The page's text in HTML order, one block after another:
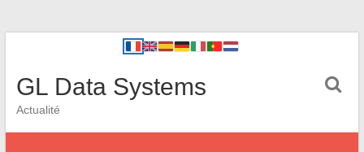
GL Data Systems
Actualité